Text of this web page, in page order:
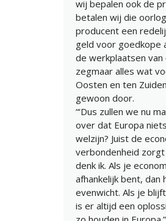
wij bepalen ook de
betalen wij die
producent een
geld voor goedkope
de werkplaatsen van
zegmaar alles wat
Oosten en ten
gewoon door.
“‘Dus zullen we nu
over dat Europa
welzijn? Juist de
verbondenheid
denk ik. Als je
afhankelijk bent, dan
evenwicht. Als je
is er altijd een